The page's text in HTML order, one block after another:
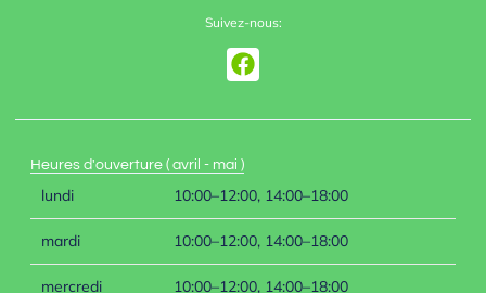
Suivez-nous:
Heures d'ouverture ( avril - mai )
lundi 10:00–12:00, 14:00–18:00
mardi 10:00–12:00, 14:00–18:00
mercredi 10:00–12:00, 14:00–18:00